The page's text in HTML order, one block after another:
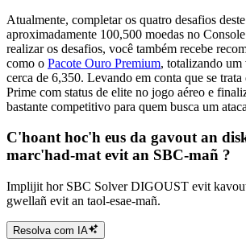
Atualmente, completar os quatro desafios
aproximadamente 100,500 moedas no
realizar os desafios, você também recebe
como o Pacote Ouro Premium, totalizando um
cerca de 6,350. Levando em conta que se
Prime com status de elite no jogo aéreo e
bastante competitivo para quem busca um
C'hoant hoc'h eus da gavout an
marc'had-mat evit an SBC-mañ ?
Implijit hor SBC Solver DIGOUST evit
gwellañ evit an taol-esae-mañ.
Resolva com IA